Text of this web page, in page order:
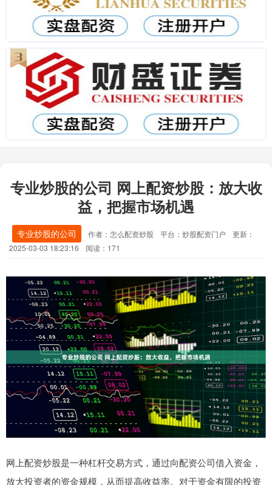
专业炒股的公司 网上配资炒股：放大收
益，把握市场机遇
专业炒股的公司 作者：怎么配资炒股 平台：炒股配资门户
更新：
2025-03-03 18:23:16
阅读：171
网上配资炒股是一种杠杆交易方式，通过向配资公司借入资金，
放大投资者的资金规模，从而提高收益率。对于资金有限的投资